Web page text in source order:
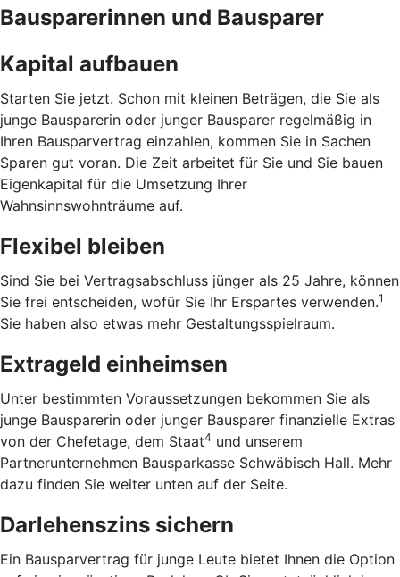
Bausparerinnen und Bausparer
Kapital aufbauen
Starten Sie jetzt. Schon mit kleinen Beträgen, die Sie als
junge Bausparerin oder junger Bausparer regelmäßig in
Ihren Bausparvertrag einzahlen, kommen Sie in Sachen
Sparen gut voran. Die Zeit arbeitet für Sie und Sie bauen
Eigenkapital für die Umsetzung Ihrer
Wahnsinnswohnträume auf.
Flexibel bleiben
Sind Sie bei Vertragsabschluss jünger als 25 Jahre, können
Sie frei entscheiden, wofür Sie Ihr Erspartes verwenden.1
Sie haben also etwas mehr Gestaltungsspielraum.
Extrageld einheimsen
Unter bestimmten Voraussetzungen bekommen Sie als
junge Bausparerin oder junger Bausparer finanzielle Extras
von der Chefetage, dem Staat4 und unserem
Partnerunternehmen Bausparkasse Schwäbisch Hall. Mehr
dazu finden Sie weiter unten auf der Seite.
Darlehenszins sichern
Ein Bausparvertrag für junge Leute bietet Ihnen die Option